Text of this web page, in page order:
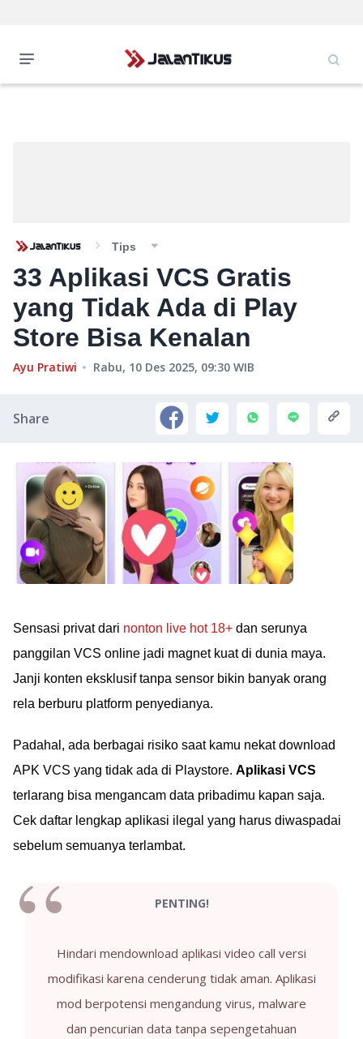
Tips
33 Aplikasi VCS Gratis
yang Tidak Ada di Play
Store Bisa Kenalan
Ayu Pratiwi Rabu, 10 Des 2025, 09:30 WIB
Share
Sensasi privat dari nonton live hot 18+ dan serunya
panggilan VCS online jadi magnet kuat di dunia maya.
Janji konten eksklusif tanpa sensor bikin banyak orang
rela berburu platform penyedianya.
Padahal, ada berbagai risiko saat kamu nekat download
APK VCS yang tidak ada di Playstore. Aplikasi VCS
terlarang bisa mengancam data pribadimu kapan saja.
Cek daftar lengkap aplikasi ilegal yang harus diwaspadai
sebelum semuanya terlambat.
PENTING!
Hindari mendownload aplikasi video call versi
modifikasi karena cenderung tidak aman. Aplikasi
mod berpotensi mengandung virus, malware
dan pencurian data tanpa sepengetahuan